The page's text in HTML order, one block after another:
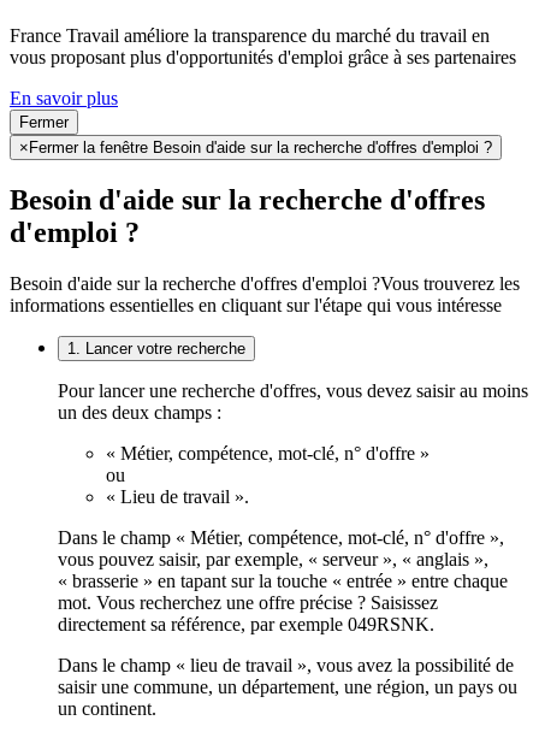
France Travail améliore la transparence du marché du travail en
vous proposant plus d'opportunités d'emploi grâce à ses partenaires
En savoir plus
Fermer
× Fermer la fenêtre Besoin d'aide sur la recherche d'offres d'emploi ?
Besoin d'aide sur la recherche d'offres
d'emploi ?
Besoin d'aide sur la recherche d'offres d'emploi ?Vous trouverez les
informations essentielles en cliquant sur l'étape qui vous intéresse
1. Lancer votre recherche
Pour lancer une recherche d'offres, vous devez saisir au moins
un des deux champs :
« Métier, compétence, mot-clé, n° d'offre »
ou
« Lieu de travail ».
Dans le champ « Métier, compétence, mot-clé, n° d'offre »,
vous pouvez saisir, par exemple, « serveur », « anglais »,
« brasserie » en tapant sur la touche « entrée » entre chaque
mot. Vous recherchez une offre précise ? Saisissez
directement sa référence, par exemple 049RSNK.
Dans le champ « lieu de travail », vous avez la possibilité de
saisir une commune, un département, une région, un pays ou
un continent.